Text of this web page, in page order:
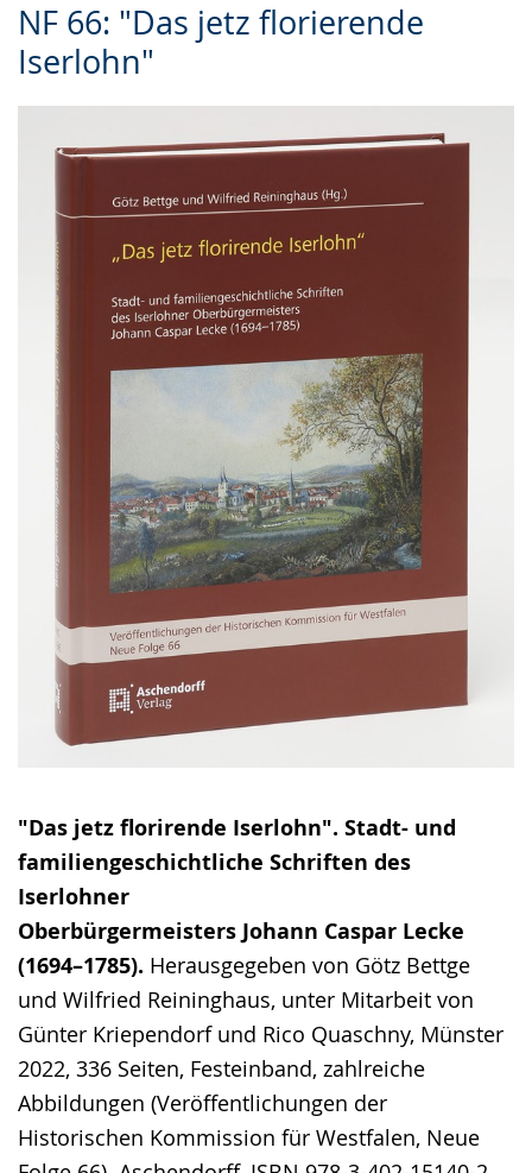
NF 66: "Das jetz florierende
Iserlohn"
"Das jetz florirende Iserlohn". Stadt- und
familiengeschichtliche Schriften des
Iserlohner
Oberbürgermeisters Johann Caspar Lecke
(1694–1785). Herausgegeben von Götz Bettge
und Wilfried Reininghaus, unter Mitarbeit von
Günter Kriependorf und Rico Quaschny, Münster
2022, 336 Seiten, Festeinband, zahlreiche
Abbildungen (Veröffentlichungen der
Historischen Kommission für Westfalen, Neue
Leichten
Sprache
wechseln.
Audio-
Unterstützung.
Video
in
Deutscher
angezeigt.